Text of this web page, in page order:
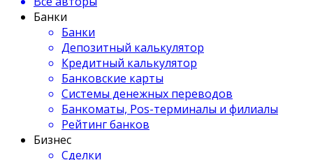
Банки
Банки
Депозитный калькулятор
Кредитный калькулятор
Банковские карты
Системы денежных переводов
Банкоматы, Pos-терминалы и филиалы
Рейтинг банков
Бизнес
Сделки